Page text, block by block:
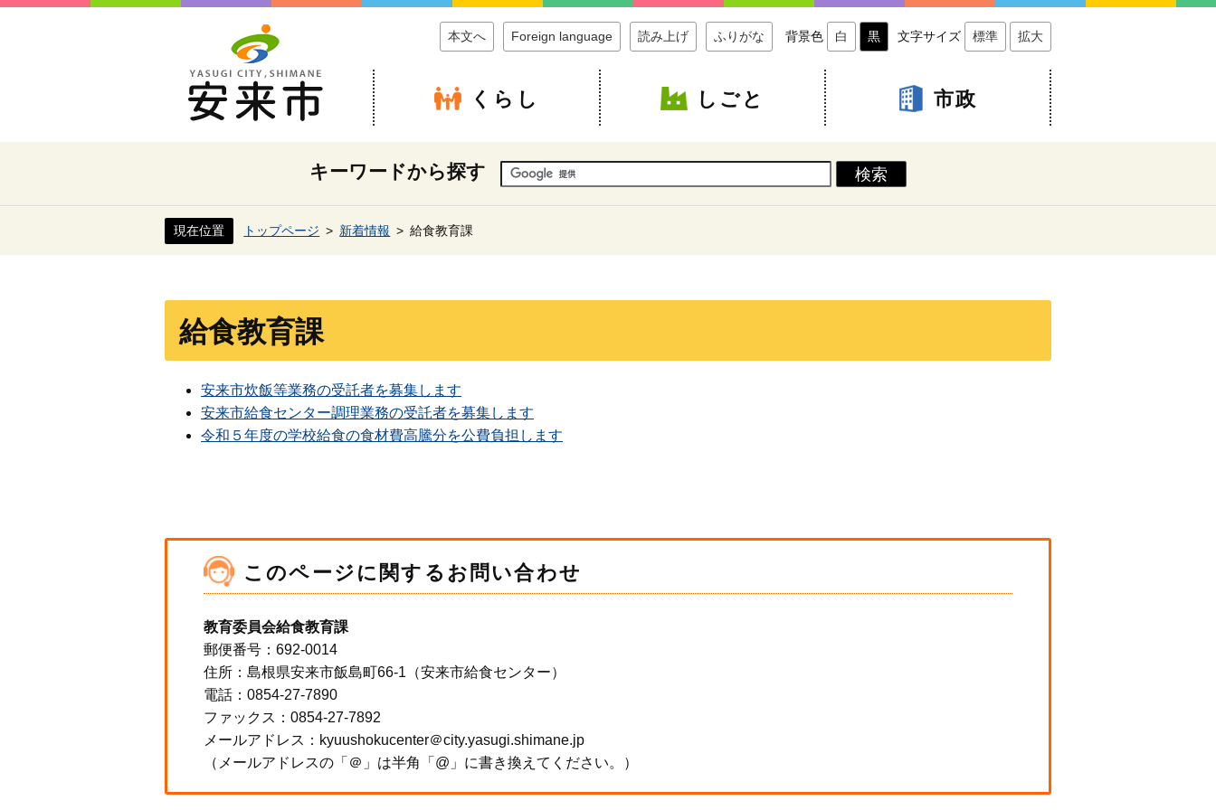
本文へ Foreign language 読み上げ ふりがな 背景色 白 黒 文字サイズ 標準 拡大
くらし しごと 市政
キーワードから探す
現在位置 トップページ 新着情報 給食教育課
給食教育課
安来市炊飯等業務の受託者を募集します
安来市給食センター調理業務の受託者を募集します
令和５年度の学校給食の食材費高騰分を公費負担します
このページに関するお問い合わせ
教育委員会給食教育課
郵便番号：692-0014
住所：島根県安来市飯島町66-1（安来市給食センター）
電話：0854-27-7890
ファックス：0854-27-7892
メールアドレス：kyuushokucenter＠city.yasugi.shimane.jp
（メールアドレスの「＠」は半角「@」に書き換えてください。）